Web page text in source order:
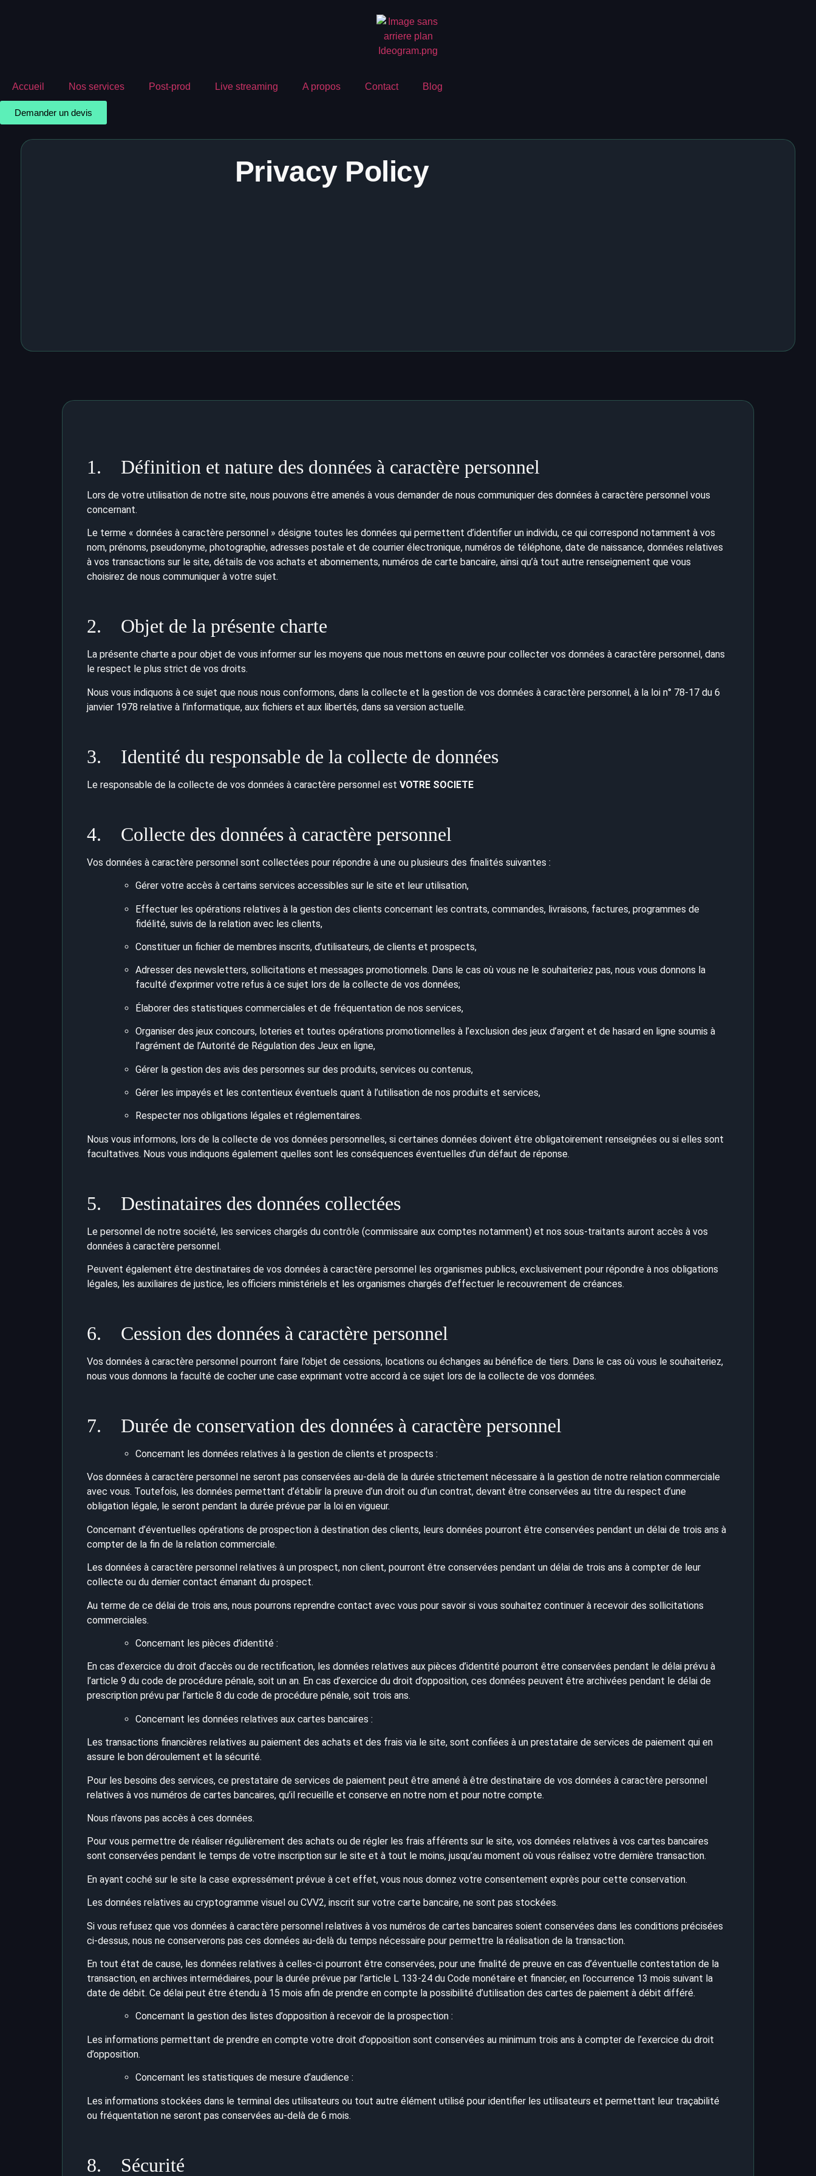
Accueil Nos services Post-prod Live streaming A propos Contact Blog
Demander un devis
Privacy Policy
1. Définition et nature des données à caractère personnel
Lors de votre utilisation de notre site, nous pouvons être amenés à vous demander de nous communiquer des données à caractère personnel vous
concernant.
Le terme « données à caractère personnel » désigne toutes les données qui permettent d’identifier un individu, ce qui correspond notamment à vos
nom, prénoms, pseudonyme, photographie, adresses postale et de courrier électronique, numéros de téléphone, date de naissance, données relatives
à vos transactions sur le site, détails de vos achats et abonnements, numéros de carte bancaire, ainsi qu’à tout autre renseignement que vous
choisirez de nous communiquer à votre sujet.
2. Objet de la présente charte
La présente charte a pour objet de vous informer sur les moyens que nous mettons en œuvre pour collecter vos données à caractère personnel, dans
le respect le plus strict de vos droits.
Nous vous indiquons à ce sujet que nous nous conformons, dans la collecte et la gestion de vos données à caractère personnel, à la loi n° 78-17 du 6
janvier 1978 relative à l’informatique, aux fichiers et aux libertés, dans sa version actuelle.
3. Identité du responsable de la collecte de données
Le responsable de la collecte de vos données à caractère personnel est VOTRE SOCIETE
4. Collecte des données à caractère personnel
Vos données à caractère personnel sont collectées pour répondre à une ou plusieurs des finalités suivantes :
Gérer votre accès à certains services accessibles sur le site et leur utilisation,
Effectuer les opérations relatives à la gestion des clients concernant les contrats, commandes, livraisons, factures, programmes de
fidélité, suivis de la relation avec les clients,
Constituer un fichier de membres inscrits, d’utilisateurs, de clients et prospects,
Adresser des newsletters, sollicitations et messages promotionnels. Dans le cas où vous ne le souhaiteriez pas, nous vous donnons la
faculté d’exprimer votre refus à ce sujet lors de la collecte de vos données;
Élaborer des statistiques commerciales et de fréquentation de nos services,
Organiser des jeux concours, loteries et toutes opérations promotionnelles à l’exclusion des jeux d’argent et de hasard en ligne soumis à
l’agrément de l’Autorité de Régulation des Jeux en ligne,
Gérer la gestion des avis des personnes sur des produits, services ou contenus,
Gérer les impayés et les contentieux éventuels quant à l’utilisation de nos produits et services,
Respecter nos obligations légales et réglementaires.
Nous vous informons, lors de la collecte de vos données personnelles, si certaines données doivent être obligatoirement renseignées ou si elles sont
facultatives. Nous vous indiquons également quelles sont les conséquences éventuelles d’un défaut de réponse.
5. Destinataires des données collectées
Le personnel de notre société, les services chargés du contrôle (commissaire aux comptes notamment) et nos sous-traitants auront accès à vos
données à caractère personnel.
Peuvent également être destinataires de vos données à caractère personnel les organismes publics, exclusivement pour répondre à nos obligations
légales, les auxiliaires de justice, les officiers ministériels et les organismes chargés d’effectuer le recouvrement de créances.
6. Cession des données à caractère personnel
Vos données à caractère personnel pourront faire l’objet de cessions, locations ou échanges au bénéfice de tiers. Dans le cas où vous le souhaiteriez,
nous vous donnons la faculté de cocher une case exprimant votre accord à ce sujet lors de la collecte de vos données.
7. Durée de conservation des données à caractère personnel
Concernant les données relatives à la gestion de clients et prospects :
Vos données à caractère personnel ne seront pas conservées au-delà de la durée strictement nécessaire à la gestion de notre relation commerciale
avec vous. Toutefois, les données permettant d’établir la preuve d’un droit ou d’un contrat, devant être conservées au titre du respect d’une
obligation légale, le seront pendant la durée prévue par la loi en vigueur.
Concernant d’éventuelles opérations de prospection à destination des clients, leurs données pourront être conservées pendant un délai de trois ans à
compter de la fin de la relation commerciale.
Les données à caractère personnel relatives à un prospect, non client, pourront être conservées pendant un délai de trois ans à compter de leur
collecte ou du dernier contact émanant du prospect.
Au terme de ce délai de trois ans, nous pourrons reprendre contact avec vous pour savoir si vous souhaitez continuer à recevoir des sollicitations
commerciales.
Concernant les pièces d’identité :
En cas d’exercice du droit d’accès ou de rectification, les données relatives aux pièces d’identité pourront être conservées pendant le délai prévu à
l’article 9 du code de procédure pénale, soit un an. En cas d’exercice du droit d’opposition, ces données peuvent être archivées pendant le délai de
prescription prévu par l’article 8 du code de procédure pénale, soit trois ans.
Concernant les données relatives aux cartes bancaires :
Les transactions financières relatives au paiement des achats et des frais via le site, sont confiées à un prestataire de services de paiement qui en
assure le bon déroulement et la sécurité.
Pour les besoins des services, ce prestataire de services de paiement peut être amené à être destinataire de vos données à caractère personnel
relatives à vos numéros de cartes bancaires, qu’il recueille et conserve en notre nom et pour notre compte.
Nous n’avons pas accès à ces données.
Pour vous permettre de réaliser régulièrement des achats ou de régler les frais afférents sur le site, vos données relatives à vos cartes bancaires
sont conservées pendant le temps de votre inscription sur le site et à tout le moins, jusqu’au moment où vous réalisez votre dernière transaction.
En ayant coché sur le site la case expressément prévue à cet effet, vous nous donnez votre consentement exprès pour cette conservation.
Les données relatives au cryptogramme visuel ou CVV2, inscrit sur votre carte bancaire, ne sont pas stockées.
Si vous refusez que vos données à caractère personnel relatives à vos numéros de cartes bancaires soient conservées dans les conditions précisées
ci-dessus, nous ne conserverons pas ces données au-delà du temps nécessaire pour permettre la réalisation de la transaction.
En tout état de cause, les données relatives à celles-ci pourront être conservées, pour une finalité de preuve en cas d’éventuelle contestation de la
transaction, en archives intermédiaires, pour la durée prévue par l’article L 133-24 du Code monétaire et financier, en l’occurrence 13 mois suivant la
date de débit. Ce délai peut être étendu à 15 mois afin de prendre en compte la possibilité d’utilisation des cartes de paiement à débit différé.
Concernant la gestion des listes d’opposition à recevoir de la prospection :
Les informations permettant de prendre en compte votre droit d’opposition sont conservées au minimum trois ans à compter de l’exercice du droit
d’opposition.
Concernant les statistiques de mesure d’audience :
Les informations stockées dans le terminal des utilisateurs ou tout autre élément utilisé pour identifier les utilisateurs et permettant leur traçabilité
ou fréquentation ne seront pas conservées au-delà de 6 mois.
8. Sécurité